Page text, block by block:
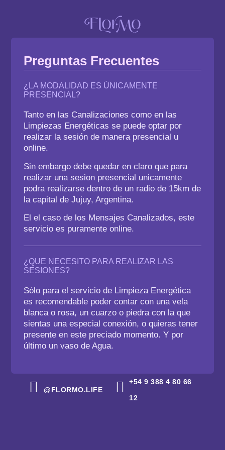
Preguntas Frecuentes
¿LA MODALIDAD ES ÚNICAMENTE
PRESENCIAL?
Tanto en las Canalizaciones como en las
Limpiezas Energéticas se puede optar por
realizar la sesión de manera presencial u
online.
Sin embargo debe quedar en claro que para
realizar una sesion presencial unicamente
podra realizarse dentro de un radio de 15km de
la capital de Jujuy, Argentina.
El el caso de los Mensajes Canalizados, este
servicio es puramente online.
¿QUE NECESITO PARA REALIZAR LAS
SESIONES?
Sólo para el servicio de Limpieza Energética
es recomendable poder contar con una vela
blanca o rosa, un cuarzo o piedra con la que
sientas una especial conexión, o quieras tener
presente en este preciado momento. Y por
último un vaso de Agua.
@FLORMO.LIFE
+54 9 388 4 80 66
12